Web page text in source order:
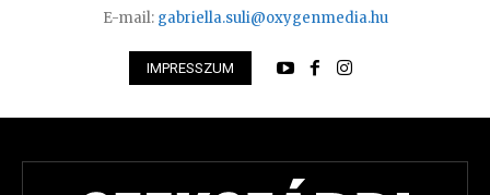
E-mail: gabriella.suli@oxygenmedia.hu
IMPRESSZUM